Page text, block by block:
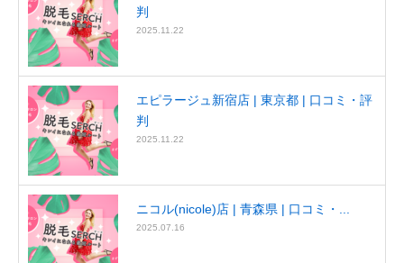
判
2025.11.22
エピラージュ新宿店 | 東京都 | 口コミ・評
判
2025.11.22
ニコル(nicole)店 | 青森県 | 口コミ・...
2025.07.16